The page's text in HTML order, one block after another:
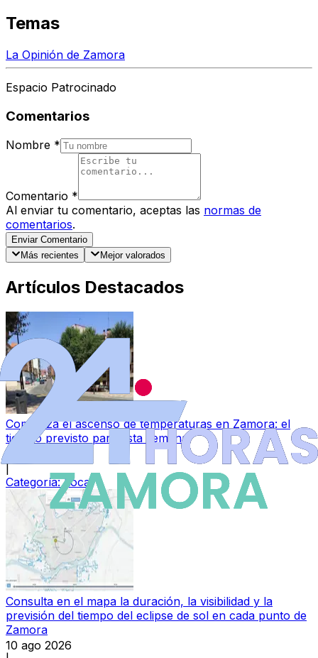
Temas
La Opinión de Zamora
Espacio Patrocinado
Comentarios
Nombre *
Comentario *
Al enviar tu comentario, aceptas las normas de
comentarios.
Enviar Comentario
Más recientes
Mejor valorados
Artículos Destacados
Comienza el ascenso de temperaturas en Zamora: el
tiempo previsto para esta semana
10 ago 2026
|
Categoría:Local
Consulta en el mapa la duración, la visibilidad y la
previsión del tiempo del eclipse de sol en cada punto de
Zamora
10 ago 2026